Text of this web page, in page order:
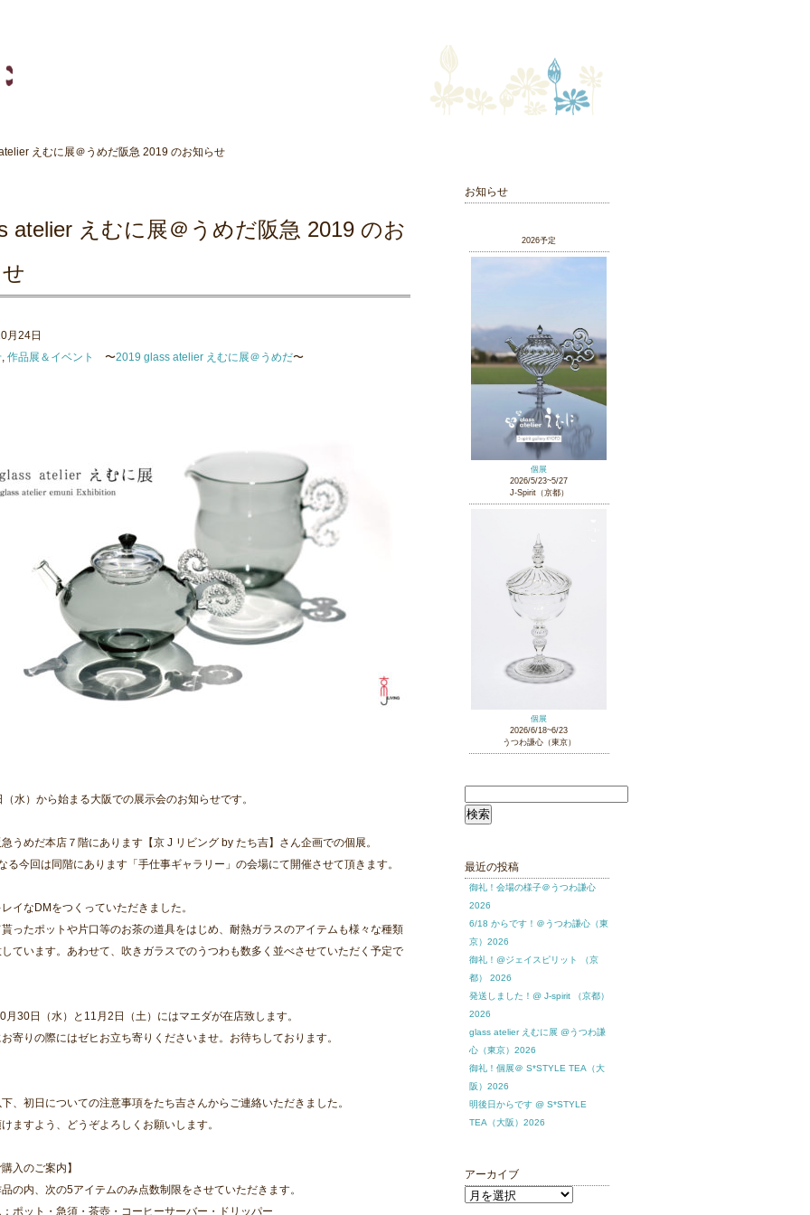
えむに展＠うめだ阪急 2019 のお知らせ
atelier えむに展＠うめだ阪急 2019 のお
月24日
作品展＆イベント 〜2019 glass atelier えむに展＠うめだ〜
水）から始まる大阪での展示会のお知らせです。
うめだ本店７階にあります【京 J リビング by たち吉】さん企画での個展。
る今回は同階にあります「手仕事ギャラリー」の会場にて開催させて頂きます。
イなDMをつくっていただきました。
ったポットや片口等のお茶の道具をはじめ、耐熱ガラスのアイテムも様々な種類
ています。あわせて、吹きガラスでのうつわも数多く並べさせていただく予定で
月30日（水）と11月2日（土）にはマエダが在店致します。
寄りの際にはゼヒお立ち寄りくださいませ。お待ちしております。
、初日についての注意事項をたち吉さんからご連絡いただきました。
ますよう、どうぞよろしくお願いします。
入のご案内】
の内、次の5アイテムのみ点数制限をさせていただきます。
ポット・急須・茶壺・コーヒーサーバー・ドリッパー
お知らせ
2026予定
個展
2026/5/23~5/27
J-Spirit（京都）
個展
2026/6/18~6/23
うつわ謙心（東京）
索:
最近の投稿
御礼！会場の様子＠うつわ謙心
2026
6/18 からです！＠うつわ謙心（東
京）2026
御礼！@ジェイスピリット （京
都） 2026
発送しました！@ J-spirit （京都）
2026
glass atelier えむに展 @うつわ謙
心（東京）2026
御礼！個展＠ S*STYLE TEA（大
阪）2026
明後日からです @ S*STYLE
TEA（大阪）2026
アーカイブ
ア